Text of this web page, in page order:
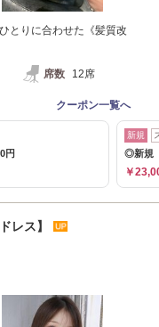
とりに合わせた《髪質改
席数 12席
クーポン一覧へ
円
新規
◎新規
￥
レス】